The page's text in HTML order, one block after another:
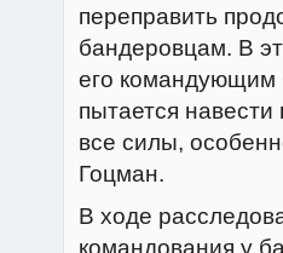
переправить
бандеровцам. В
его командующим
пытается
все силы,
Гоцман.
В ходе
командования у